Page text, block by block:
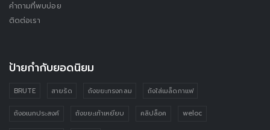
คำถามที่พบบ่อย
ติดต่อเรา
ป้ายกำกับยอดนิยม
BRUTE สายรัด ถังขยะทรงกลม ถังใส่เมล็ดกาแฟ
ถังอเนกประสงค์ ถังขยะเท้าเหยียบ คลิปล็อค weloc